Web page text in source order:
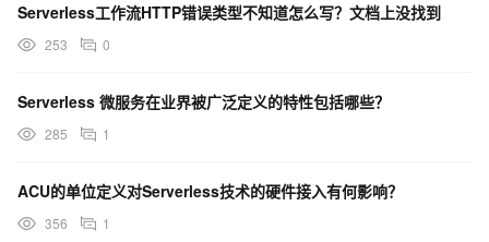
Serverless工作流HTTP错误类型不知道怎么写？文档上没找到
253 0
Serverless 微服务在业界被广泛定义的特性包括哪些？
285 1
ACU的单位定义对Serverless技术的硬件接入有何影响？
356 1